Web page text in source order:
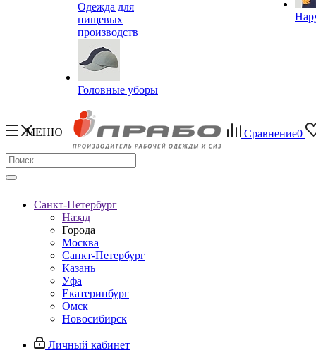
Одежда для
пищевых
производств
Головные уборы
МЕНЮ Сравнение0
Санкт-Петербург
Назад
Города
Москва
Санкт-Петербург
Казань
Уфа
Екатеринбург
Омск
Новосибирск
Личный кабинет